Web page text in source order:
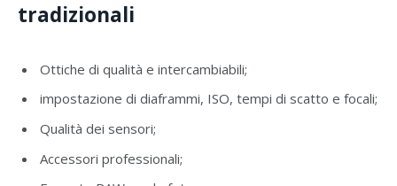
tradizionali
Ottiche di qualità e intercambiabili;
impostazione di diaframmi, ISO, tempi di scatto e focali;
Qualità dei sensori;
Accessori professionali;